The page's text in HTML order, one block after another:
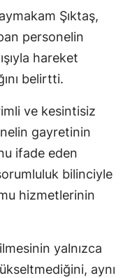
Şıktaş,
personelin
hareket
belirtti.
ve kesintisiz
gayretinin
ifade eden
bilinciyle
hizmetlerinin
yalnızca
aynı